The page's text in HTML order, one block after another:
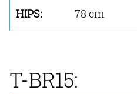
78 cm
T-BR15: